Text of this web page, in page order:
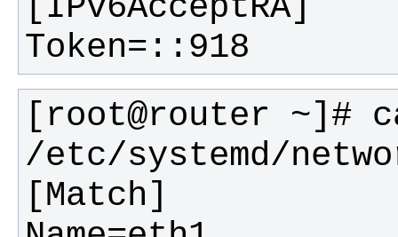
Token=::918
[root@router ~]#